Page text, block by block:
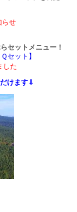
らせ
セットメニュー！
Ｑセット】
した
けます⇓